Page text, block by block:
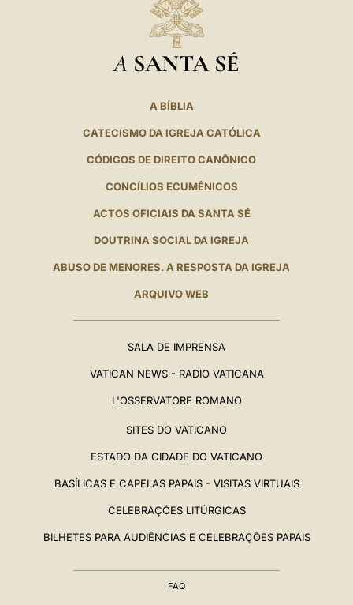
A SANTA SÉ
A BÍBLIA
CATECISMO DA IGREJA CATÓLICA
CÓDIGOS DE DIREITO CANÔNICO
CONCÍLIOS ECUMÊNICOS
ACTOS OFICIAIS DA SANTA SÉ
DOUTRINA SOCIAL DA IGREJA
ABUSO DE MENORES. A RESPOSTA DA IGREJA
ARQUIVO WEB
SALA DE IMPRENSA
VATICAN NEWS - RADIO VATICANA
L'OSSERVATORE ROMANO
SITES DO VATICANO
ESTADO DA CIDADE DO VATICANO
BASÍLICAS E CAPELAS PAPAIS - VISITAS VIRTUAIS
CELEBRAÇÕES LITÚRGICAS
BILHETES PARA AUDIÊNCIAS E CELEBRAÇÕES PAPAIS
FAQ